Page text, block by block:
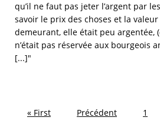
qu’il ne faut pas jeter l’argent par
savoir le prix des choses et la valeur
demeurant, elle était peu argentée,
n’était pas réservée aux bourgeois
[...]"
« First Précédent 1